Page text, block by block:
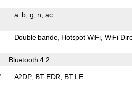
a b g n ac
Double bande Hotspot WiFi WiFi
Bluetooth 4.2
A2DP BT EDR BT LE